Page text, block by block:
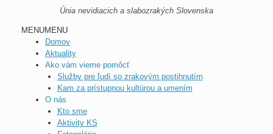
Únia nevidiacich a slabozrakých Slovenska
MENUMENU
Domov
Aktuality
Ako vám vieme pomôcť
Služby pre ľudí so zrakovým postihnutím
Kam za prístupnou kultúrou a umením
O nás
Kto sme
Aktivity KS